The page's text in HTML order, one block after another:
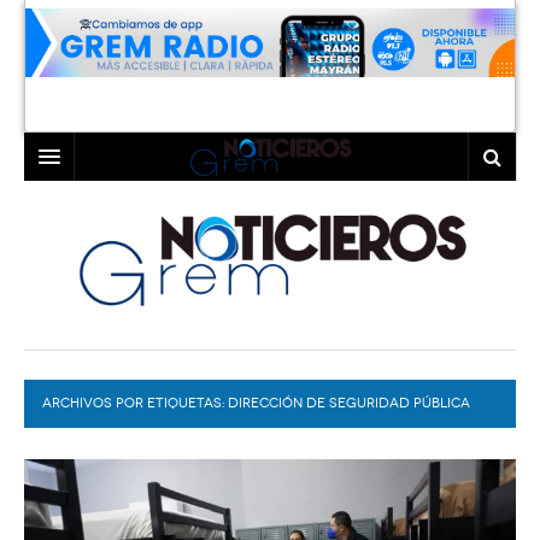
LAGUNA
TORREÓN
GÓMEZ PALACIO
LERDO
COAHUILA
DURANGO
DEPORTES
COLABORADORES
ARCHIVOS POR ETIQUETAS: DIRECCIÓN DE SEGURIDAD PÚBLICA